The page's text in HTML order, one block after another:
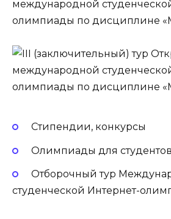
Стипендии, конкурсы
Олимпиады для студентов
Отборочный тур
студенческой Интернет-